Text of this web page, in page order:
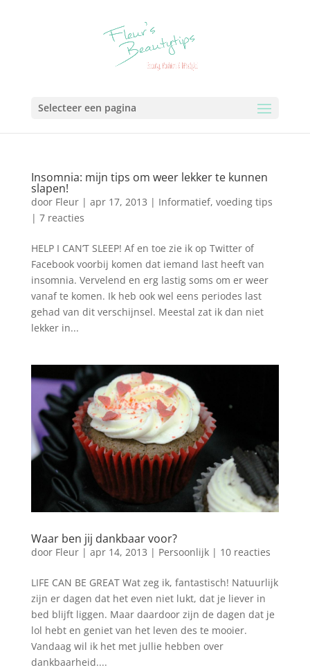
Selecteer een pagina
Insomnia: mijn tips om weer lekker te kunnen
slapen!
door Fleur| apr 17, 2013 | Informatief, voeding tips
| 7 reacties
HELP I CAN’T SLEEP! Af en toe zie ik op Twitter of
Facebook voorbij komen dat iemand last heeft van
insomnia. Vervelend en erg lastig soms om er weer
vanaf te komen. Ik heb ook wel eens periodes last
gehad van dit verschijnsel. Meestal zat ik dan niet
lekker in...
Waar ben jij dankbaar voor?
door Fleur| apr 14, 2013 | Persoonlijk| 10 reacties
LIFE CAN BE GREAT Wat zeg ik, fantastisch! Natuurlijk
zijn er dagen dat het even niet lukt, dat je liever in
bed blijft liggen. Maar daardoor zijn de dagen dat je
lol hebt en geniet van het leven des te mooier.
Vandaag wil ik het met jullie hebben over
dankbaarheid....